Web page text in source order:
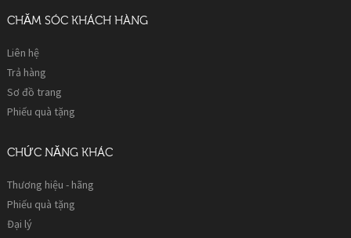
CHĂM SÓC KHÁCH HÀNG
Liên hệ
Trả hàng
Sơ đồ trang
Phiếu quà tặng
CHỨC NĂNG KHÁC
Thương hiệu - hãng
Phiếu quà tặng
Đại lý